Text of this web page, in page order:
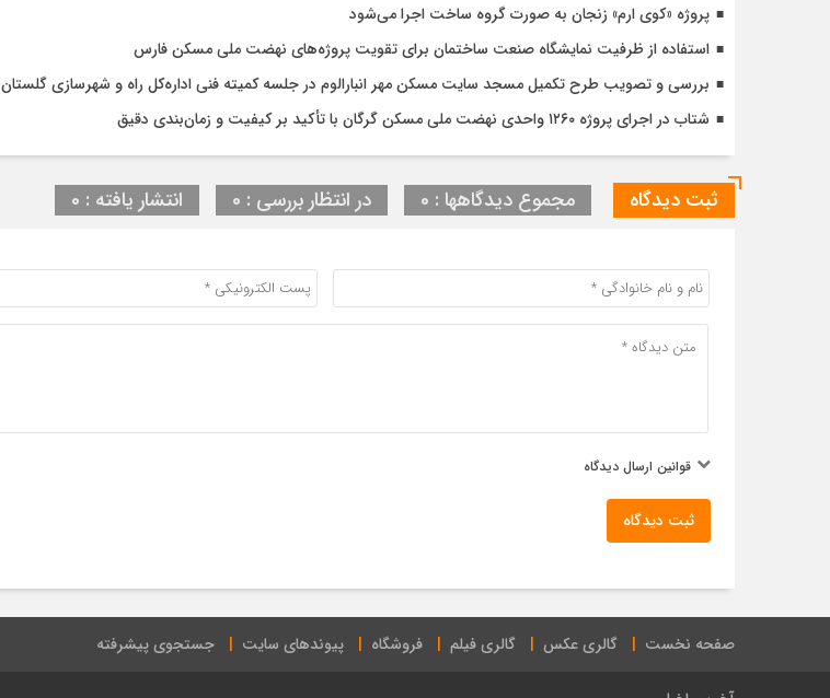
پروژه «کوی ارم» زنجان به صورت گروه ساخت اجرا می‌شود
استفاده از ظرفیت نمایشگاه صنعت ساختمان برای تقویت پروژه‌های نهضت ملی مسکن فارس
بررسی و تصویب طرح تکمیل مسجد سایت مسکن مهر انبارالوم در جلسه کمیته فنی اداره‌کل راه و شهرسازی گلستان
شتاب در اجرای پروژه ۱۲۶۰ واحدی نهضت ملی مسکن گرگان با تأکید بر کیفیت و زمان‌بندی دقیق
ثبت دیدگاه مجموع دیدگاهها : 0 در انتظار بررسی : 0 انتشار یافته : 0
قوانین ارسال دیدگاه
ثبت دیدگاه
صفحه نخست گالری عکس گالری فیلم فروشگاه پیوندهای سایت جستجوی پیشرفته